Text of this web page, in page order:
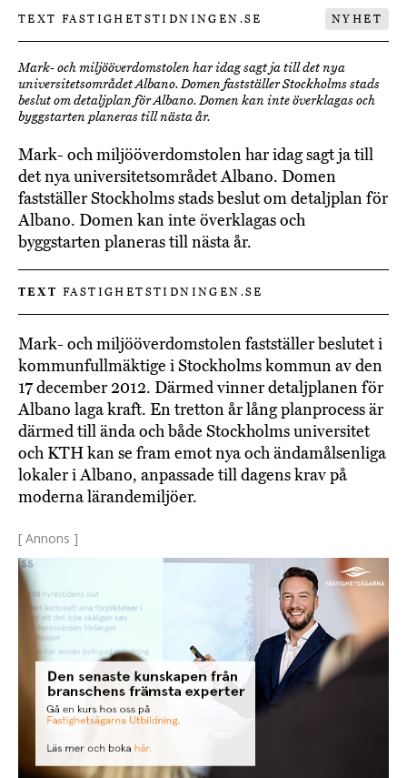
TEXT FASTIGHETSTIDNINGEN.SE NYHET
Mark- och miljööverdomstolen har idag sagt ja till det nya
universitetsområdet Albano. Domen fastställer Stockholms stads
beslut om detaljplan för Albano. Domen kan inte överklagas och
byggstarten planeras till nästa år.
Mark- och miljööverdomstolen har idag sagt ja till
det nya universitetsområdet Albano. Domen
fastställer Stockholms stads beslut om detaljplan för
Albano. Domen kan inte överklagas och
byggstarten planeras till nästa år.
TEXT FASTIGHETSTIDNINGEN.SE
Mark- och miljööverdomstolen fastställer beslutet i
kommunfullmäktige i Stockholms kommun av den
17 december 2012. Därmed vinner detaljplanen för
Albano laga kraft. En tretton år lång planprocess är
därmed till ända och både Stockholms universitet
och KTH kan se fram emot nya och ändamålsenliga
lokaler i Albano, anpassade till dagens krav på
moderna lärandemiljöer.
[ Annons ]